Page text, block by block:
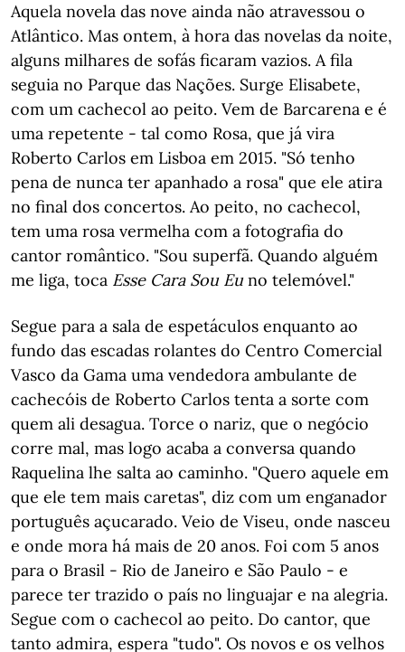
Aquela novela das nove ainda não atravessou o
Atlântico. Mas ontem, à hora das novelas da noite,
alguns milhares de sofás ficaram vazios. A fila
seguia no Parque das Nações. Surge Elisabete,
com um cachecol ao peito. Vem de Barcarena e é
uma repetente - tal como Rosa, que já vira
Roberto Carlos em Lisboa em 2015. "Só tenho
pena de nunca ter apanhado a rosa" que ele atira
no final dos concertos. Ao peito, no cachecol,
tem uma rosa vermelha com a fotografia do
cantor romântico. "Sou superfã. Quando alguém
me liga, toca Esse Cara Sou Euno telemóvel."
Segue para a sala de espetáculos enquanto ao
fundo das escadas rolantes do Centro Comercial
Vasco da Gama uma vendedora ambulante de
cachecóis de Roberto Carlos tenta a sorte com
quem ali desagua. Torce o nariz, que o negócio
corre mal, mas logo acaba a conversa quando
Raquelina lhe salta ao caminho. "Quero aquele em
que ele tem mais caretas", diz com um enganador
português açucarado. Veio de Viseu, onde nasceu
e onde mora há mais de 20 anos. Foi com 5 anos
para o Brasil - Rio de Janeiro e São Paulo - e
parece ter trazido o país no linguajar e na alegria.
Segue com o cachecol ao peito. Do cantor, que
tanto admira, espera "tudo". Os novos e os velhos